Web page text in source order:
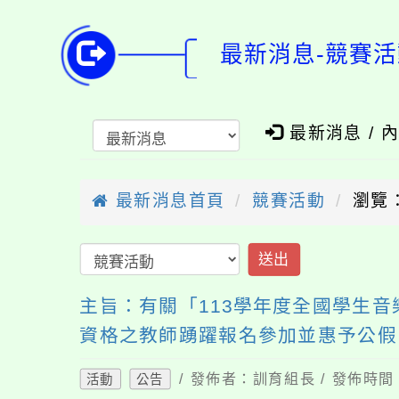
最新消息-競賽
最新消息 /
最新消息首頁 競賽活動 瀏覽
送出
主旨：有關「113學年度全國學生
資格之教師踴躍報名參加並惠予公
活動 公告 / 發佈者：訓育組長 / 發佈時